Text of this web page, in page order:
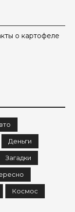
о картофеле
Деньги
Загадки
Космос